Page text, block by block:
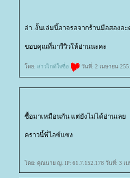
อ่า..งั้นเล่มนี้อาจรอจากร้านมือสองอะค่
ขอบคุณที่มารีวิวให้อ่านนะคะ
ดย: สาวไกด์ใจซื่อ วันที่: 2 เมษายน
ซื้อมาเหมือนกัน แต่ยังไม่ได้อ่านเล
คราวนี้พี่ไอซ์แซง
ดย: คุณนาย ญ. IP: 61.7.152.178 วันที่: 3 เม